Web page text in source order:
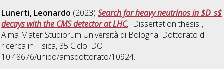
Lunerti, Leonardo (2023)Search for heavy neutrinos in $D_s$
decays with the CMS detector at LHC, [Dissertation thesis],
Alma Mater Studiorum Università di Bologna. Dottorato di
ricerca in Fisica, 35 Ciclo. DOI
10.48676/unibo/amsdottorato/10924.